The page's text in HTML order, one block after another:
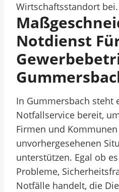
Wirtschaftsstandort bei.
Notdienst
In Gummersbach steht
Notfallservice bereit,
Firmen und
unvorhergesehenen
unterstützen. Egal ob
Probleme,
Notfälle handelt, die